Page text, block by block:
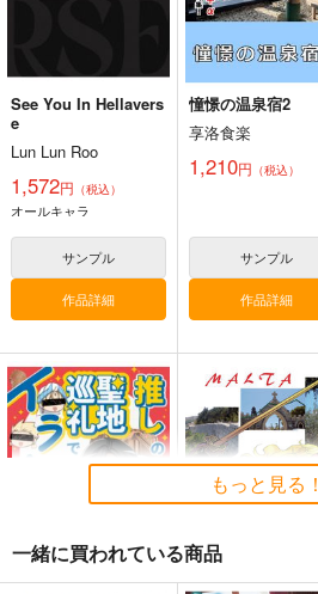
See You In Hellavers
e
Lun Lun Roo
1,572円 （税込）
オールキャラ
サンプル
作品詳細
憧憬の温泉宿2
享洛食楽
1,210円 （税込）
サンプル
作品詳細
もっと見る！
一緒に買われている商品